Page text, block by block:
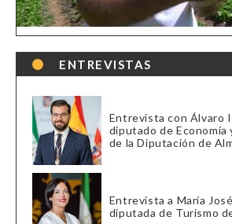
ENTREVISTAS
Entrevista con Álvaro
diputado de Economía
de la Diputación de
Entrevista a María
diputada de Turismo